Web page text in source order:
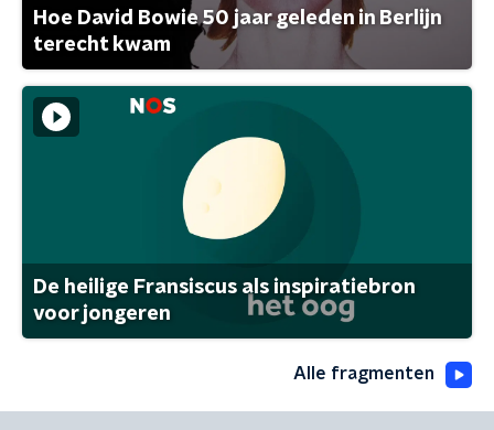
Hoe David Bowie 50 jaar geleden in Berlijn
terecht kwam
De heilige Fransiscus als inspiratiebron
voor jongeren
Alle fragmenten